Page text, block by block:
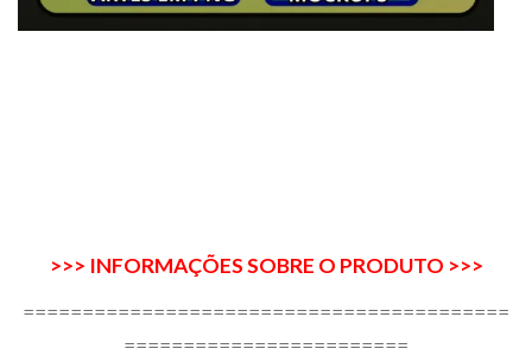
>>> INFORMAÇÕES SOBRE O PRODUTO >>>
=========================================
========================